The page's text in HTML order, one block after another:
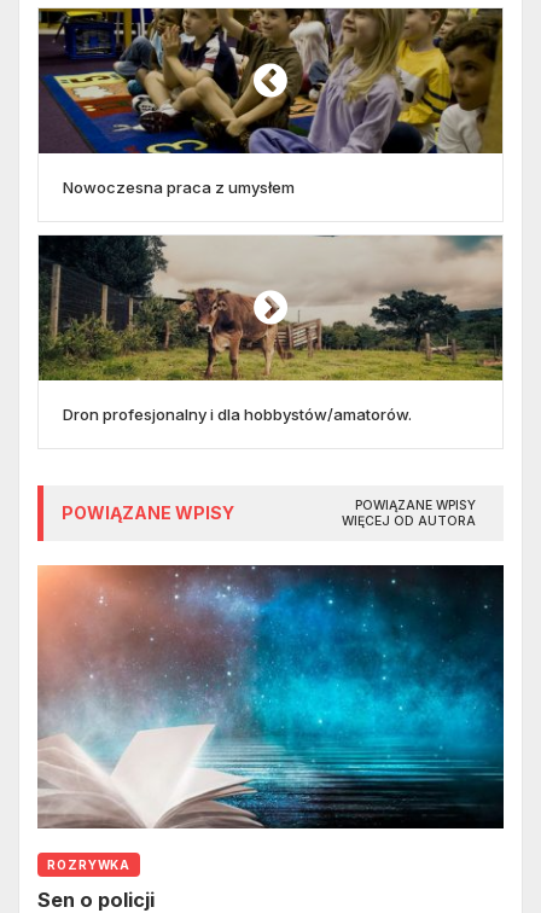
Nowoczesna praca z umysłem
Dron profesjonalny i dla hobbystów/amatorów.
POWIĄZANE WPISY
POWIĄZANE WPISY
WIĘCEJ OD AUTORA
ROZRYWKA
Sen o policji